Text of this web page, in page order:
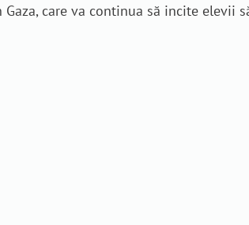
care va continua să incite elevii